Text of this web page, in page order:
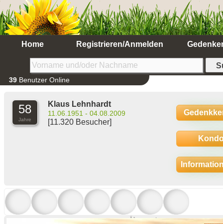
Home Registrieren/Anmelden
39 Benutzer Online
58
Jahre
Klaus Lehnhardt
11.06.1951 - 04.08.2009
[11.320 Besucher]
Ältere anzeigen